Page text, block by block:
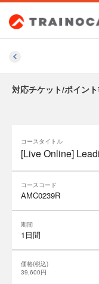
対応チケット/ポイン
コースタイトル
[Live Online]
コースコード
AMC0239R
期間
1日間
価格(税込)
39,600円